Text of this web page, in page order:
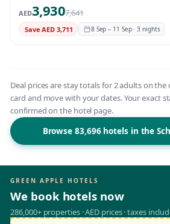
AED3,9307,641
Save AED 3,711 8 Sep – 11 Sep · 3 nights
Deal prices are stay totals for 2 adults on the
card and move with your dates. Your exact
confirmed on the hotel page.
Browse 83,696 hotels in the
GREEN APPLE HOTELS
We book hotels now
286,000+ properties · AED prices · taxes